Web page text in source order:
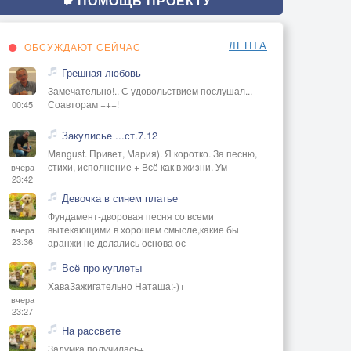
ОБСУЖДАЮТ СЕЙЧАС ЛЕНТА
00:45
Грешная любовь
Замечательно!.. С удовольствием послушал...
Соавторам +++!
вчера
23:42
Закулисье ...ст.7.12
Mangust. Привет, Мария). Я коротко. За песню,
стихи, исполнение + Всё как в жизни. Ум
вчера
23:36
Девочка в синем платье
Фундамент-дворовая песня со всеми
вытекающими в хорошем смысле,какие бы
аранжи не делались основа ос
вчера
23:27
Всё про куплеты
ХаваЗажигательно Наташа:-)+
На рассвете
Задумка получилась+